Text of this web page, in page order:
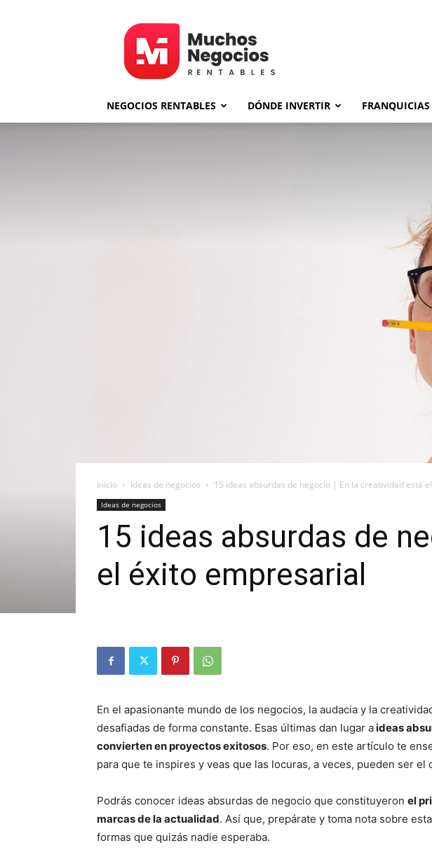
NEGOCIOS RENTABLES DÓNDE INVERTIR FRANQUICIAS
Inicio Ideas de negocios 15 ideas absurdas de negocio | En la creatividad está
Ideas de negocios
15 ideas absurdas de
el éxito empresarial
En el apasionante mundo de los negocios, la audacia y la
desafiadas de forma constante. Esas últimas dan lugar aideas
convierten en proyectos exitosos. Por eso, en este artículo te
para que te inspires y veas que las locuras, a veces, pueden ser el
Podrás conocer ideas absurdas de negocio que constituyeron el
marcas de la actualidad. Así que, prepárate y toma nota sobre
formas que quizás nadie esperaba.